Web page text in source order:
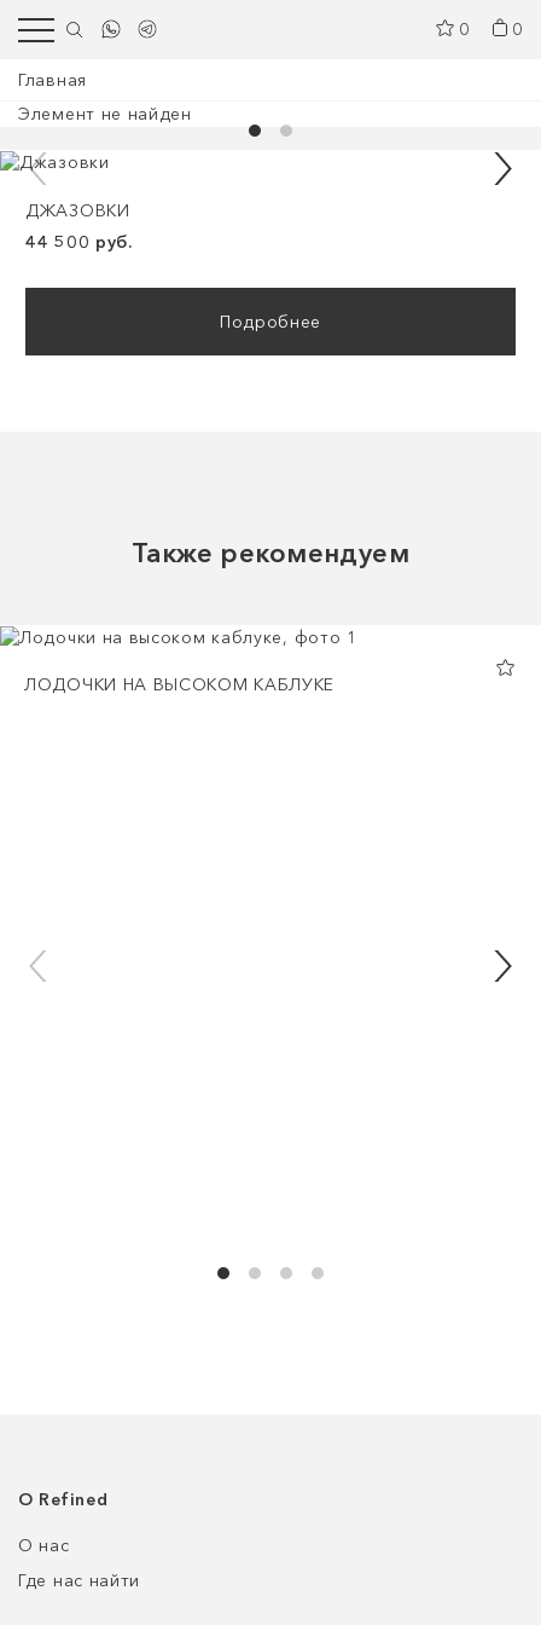
0 0
Главная
Элемент не найден
ДЖАЗОВКИ
44 500 руб.
Подробнее
Также рекомендуем
ЛОДОЧКИ НА ВЫСОКОМ КАБЛУКЕ
О Refined
О нас
Где нас найти